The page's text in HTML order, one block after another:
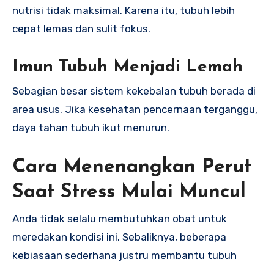
nutrisi tidak maksimal. Karena itu, tubuh lebih
cepat lemas dan sulit fokus.
Imun Tubuh Menjadi Lemah
Sebagian besar sistem kekebalan tubuh berada di
area usus. Jika kesehatan pencernaan terganggu,
daya tahan tubuh ikut menurun.
Cara Menenangkan Perut
Saat Stress Mulai Muncul
Anda tidak selalu membutuhkan obat untuk
meredakan kondisi ini. Sebaliknya, beberapa
kebiasaan sederhana justru membantu tubuh